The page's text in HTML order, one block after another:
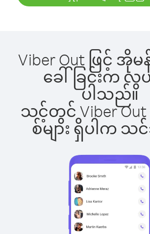
Viber Out ဖြင့် အိုမ
ခေါ်ခြင်းက
ပါသည်။
သင့်တွင် Viber
စ်များ ရှိပါက